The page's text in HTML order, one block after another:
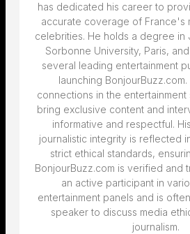
has dedicated his career to
accurate coverage of France's
celebrities. He holds a degree in
Sorbonne University, Paris,
several leading entertainment
launching
connections in the
bring exclusive content and
informative and respectful.
journalistic integrity is reflected
strict ethical standards,
BonjourBuzz.com is verified and
an active participant in
entertainment panels and is
speaker to discuss media
journalism.